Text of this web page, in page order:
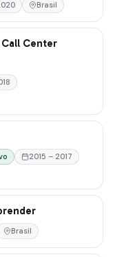
Brasil
Center
2015 – 2017
Brasil